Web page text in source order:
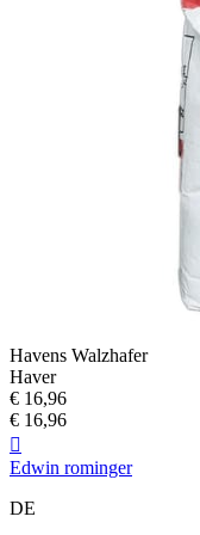
Havens Walzhafer
Haver
€ 16,96
€ 16,96

Edwin rominger
DE